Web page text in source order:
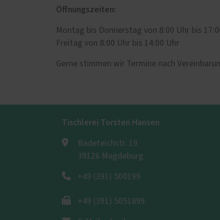
Öffnungszeiten:
Montag bis Donnerstag von 8:00 Uhr bis
Freitag von 8:00 Uhr bis 14:00 Uhr
Gerne stimmen wir Termine nach
Tischlerei Torsten Hansen
Badeteichstr. 19
39126 Magdeburg
+49 (391) 500199
+49 (391) 5051899